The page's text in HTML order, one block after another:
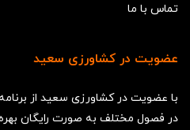
تماس با ما
عضویت در کشاورزی سعید
با عضویت در کشاورزی سعید از
در فصول مختلف به صورت رایگان